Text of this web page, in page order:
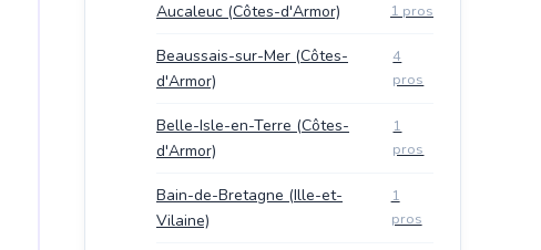
Aucaleuc (Côtes-d'Armor) 1 pros
Beaussais-sur-Mer (Côtes-
d'Armor)
4
pros
Belle-Isle-en-Terre (Côtes-
d'Armor)
1
pros
Bain-de-Bretagne (Ille-et-
Vilaine)
1
pros